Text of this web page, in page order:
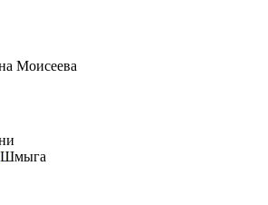
Моисеева
Шмыга